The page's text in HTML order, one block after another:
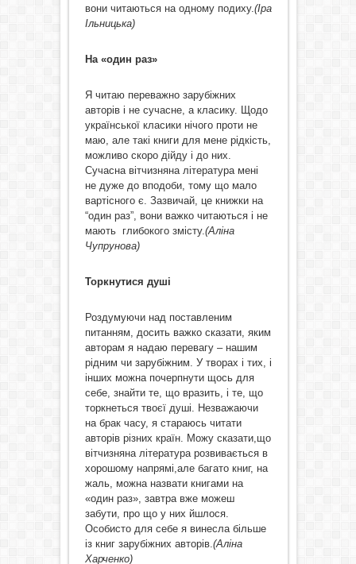
вони читаються на одному подиху.(Іра
Ільницька)
На «один раз»
Я читаю переважно зарубіжних
авторів і не сучасне, а класику. Щодо
української класики нічого проти не
маю, але такі книги для мене рідкість,
можливо скоро дійду і до них.
Сучасна вітчизняна література мені
не дуже до вподоби, тому що мало
вартісного є. Зазвичай, це книжки на
“один раз”, вони важко читаються і не
мають глибокого змісту.(Аліна
Чупрунова)
Торкнутися душі
Роздумуючи над поставленим
питанням, досить важко сказати, яким
авторам я надаю перевагу – нашим
рідним чи зарубіжним. У творах і тих, і
інших можна почерпнути щось для
себе, знайти те, що вразить, і те, що
торкнеться твоєї душі. Незважаючи
на брак часу, я стараюсь читати
авторів різних країн. Можу сказати,що
вітчизняна література розвивається в
хорошому напрямі,але багато книг, на
жаль, можна назвати книгами на
«один раз», завтра вже можеш
забути, про що у них йшлося.
Особисто для себе я винесла більше
із книг зарубіжних авторів.(Аліна
Харченко)